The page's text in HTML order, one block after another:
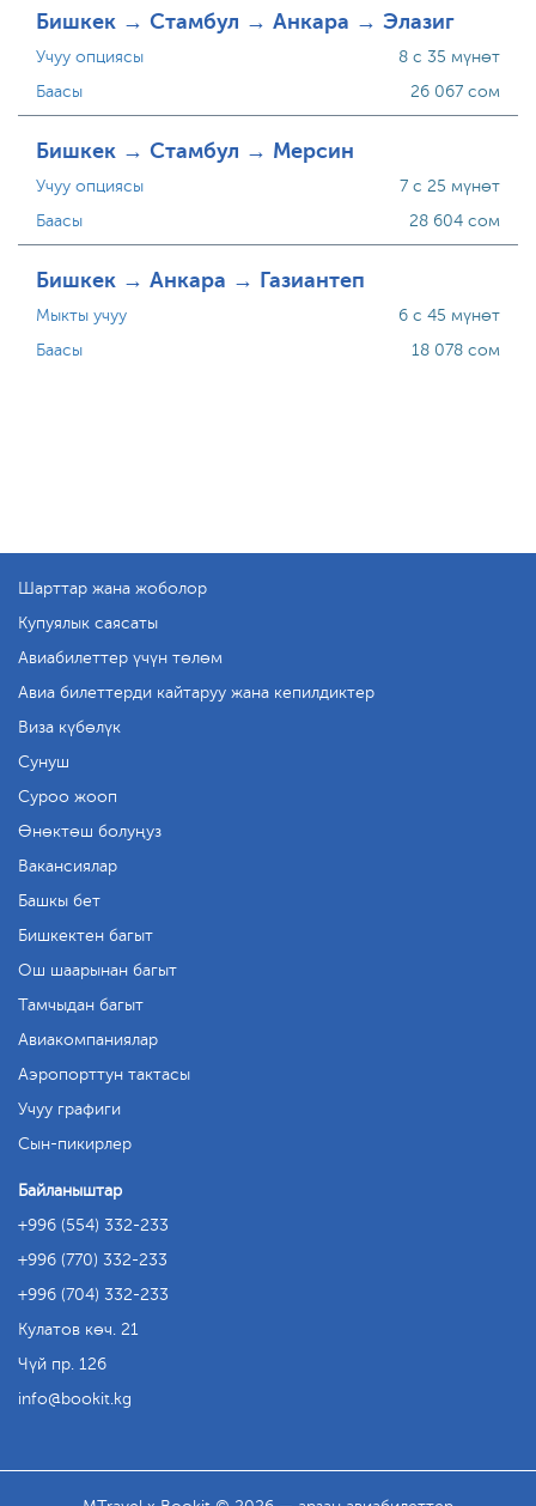
Бишкек → Стамбул → Анкара → Элазиг
Учуу опциясы
Баасы
8 с 35 мүнөт
26 067 сом
Бишкек → Стамбул → Мерсин
Учуу опциясы
Баасы
7 с 25 мүнөт
28 604 сом
Бишкек → Анкара → Газиантеп
Мыкты учуу
Баасы
6 с 45 мүнөт
18 078 сом
Шарттар жана жоболор
Купуялык саясаты
Авиабилеттер үчүн төлөм
Авиа билеттерди кайтаруу жана кепилдиктер
Виза күбөлүк
Сунуш
Суроо жооп
Өнөктөш болуңуз
Вакансиялар
Башкы бет
Бишкектен багыт
Ош шаарынан багыт
Тамчыдан багыт
Авиакомпаниялар
Аэропорттун тактасы
Учуу графиги
Сын-пикирлер
Байланыштар
+996 (554) 332-233
+996 (770) 332-233
+996 (704) 332-233
Кулатов көч. 21
Чүй пр. 126
info
bookit.kg